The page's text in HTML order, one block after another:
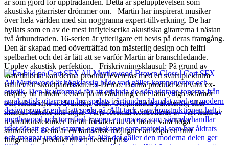
är som gjord för uppträdanden. Detta är spelupplevelsen som
akustiska gitarrister drömmer om. Martin har inspirerat musiker
över hela världen med sin noggranna expert-tillverkning. De har
hyllats som en av de mest inflytelserika akustiska gitarrerna i nästan
två århundraden. 16-serien är ytterligare ett bevis på deras framgång.
Den är skapad med oöverträffad ton mästerlig design och felfri
spelbarhet och det är lätt att se varför Martin är branschledande.
Upplev akustisk perfektion. Friskrivningsklausul: På grund av
materialbrist kan denna produkt levereras med ett svart plektrum
istället för sköldpaddsskal.Ex-Demo: Denna produkt kan vara ex-
display ha mindre tecken på användning eller lätta ytliga skråmor
och sakna icke-nödvändiga delar. Originallåda paketering eller
manual kanske inte ingår. Varje föremål kontrolleras av vårt team av
reparationstekniker för att försäkra att det möter våra höga
standarder. Detta är en fantastisk möjlighet att köpa en fullt
fungerande produkt till ett nedsatt pris.